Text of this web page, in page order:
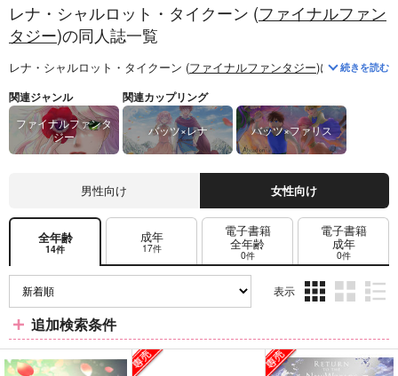
レナ・シャルロット・タイクーン (ファイナルファン
タジー)の同人誌一覧
レナ・シャルロット・タイクーン (ファイナルファンタジー)に関する同人
続きを読む
関連ジャンル
ファイナルファンタ
ジー
関連カップリング
バッツ×レナ バッツ×ファリス
男性向け 女性向け
全年齢
14件
成年
17件
電子書籍
全年齢
0件
電子書籍
成年
0件
表示
ム
表
示
ム
表
示
ム
表
示
追加検索条件